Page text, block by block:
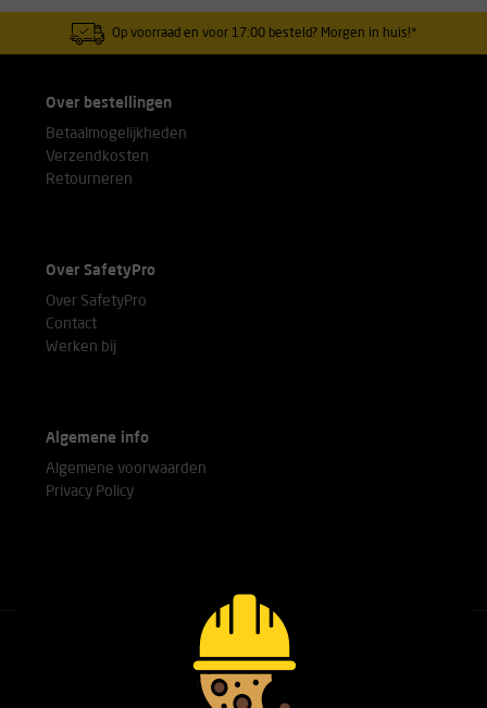
Op voorraad en voor 17:00 besteld? Morgen in huis!*
Over bestellingen
Betaalmogelijkheden
Verzendkosten
Retourneren
Over SafetyPro
Over SafetyPro
Contact
Werken bij
Algemene info
Algemene voorwaarden
Privacy Policy
Bel met onze experts
+31(0)76 751 25 18